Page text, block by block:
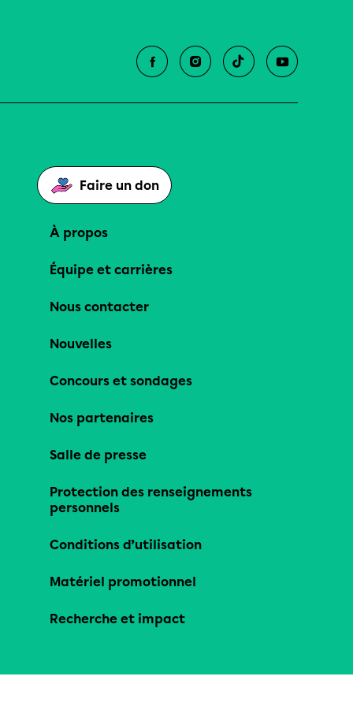
Faire un don
À propos
Équipe et carrières
Nous contacter
Nouvelles
Concours et sondages
Nos partenaires
Salle de presse
Protection des renseignements
personnels
Conditions d’utilisation
Matériel promotionnel
Recherche et impact